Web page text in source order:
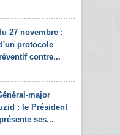
27 novembre :
protocole
contre...
major
: le Président
ses...